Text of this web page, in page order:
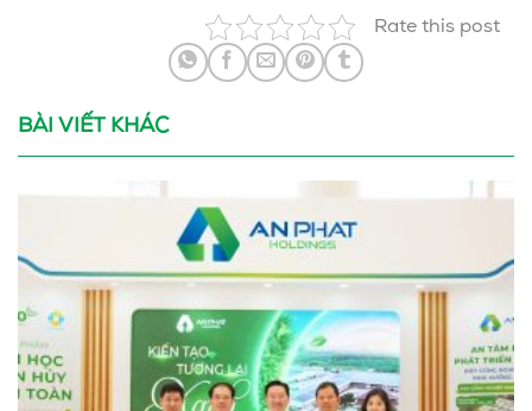
Rate this post
BÀI VIẾT KHÁC